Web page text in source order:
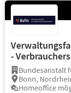
-
Bundesanstalt
Bonn,
Homeoffice